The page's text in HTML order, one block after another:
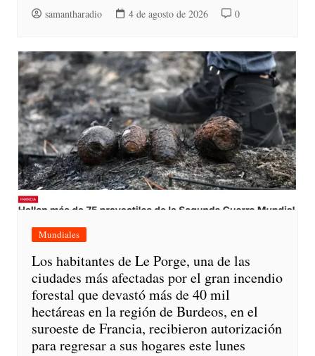
samantharadio 4 de agosto de 2026 0
Mundiales
Los habitantes de Le Porge, una de las
ciudades más afectadas por el gran incendio
forestal que devastó más de 40 mil
hectáreas en la región de Burdeos, en el
suroeste de Francia, recibieron autorización
para regresar a sus hogares este lunes